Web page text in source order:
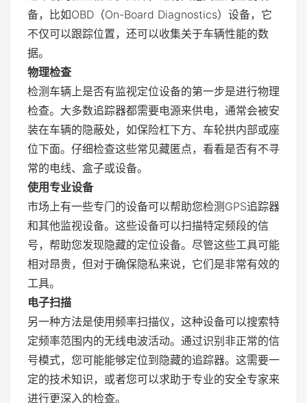
备，比如OBD（On-Board Diagnostics）设备，它
不仅可以跟踪位置，还可以收集关于车辆性能的数
据。
物理检查
检测车辆上是否有监视定位设备的第一步是进行物理
检查。大多数追踪器都需要电源来供电，通常会被安
装在车辆的隐蔽处，如保险杠下方、车轮拱内部或座
位下面。仔细检查这些常见藏匿点，看看是否有不寻
常的电线、盒子或设备。
使用专业设备
市场上有一些专门的设备可以帮助您检测GPS追踪器
和其他监视设备。这些设备可以扫描特定频段的信
号，帮助您发现隐藏的定位设备。尽管这些工具可能
相对昂贵，但对于确保隐私来说，它们是非常有效的
工具。
电子扫描
另一种方法是使用频率扫描仪，这种设备可以搜索特
定频率范围内的无线电波活动。通过识别非正常的信
号模式，您可能能够定位到隐藏的追踪器。这需要一
定的技术知识，或者您可以求助于专业的安全专家来
进行更深入的检查。